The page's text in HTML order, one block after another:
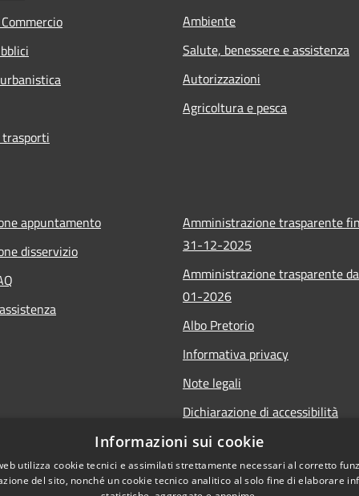
Ambiente
Salute, benessere e assistenza
Autorizzazioni
Agricoltura e pesca
appuntamento
disservizio
Amministrazione trasparente
31-12-2025
Amministrazione trasparente
01-2026
Albo Pretorio
Informativa privacy
Note legali
Dichiarazione di accessibilità
Informazioni sui cookie
utilizza cookie tecnici e assimilati strettamente necessari al corretto
del sito, nonché un cookie tecnico analitico al solo fine di elaborare